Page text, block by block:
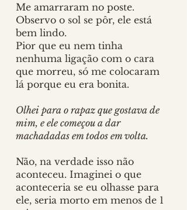
Me amarraram no poste.
Observo o sol se pôr, ele está
bem lindo.
Pior que eu nem tinha
nenhuma ligação com o cara
que morreu, só me colocaram
lá porque eu era bonita.
Olhei para o rapaz que gostava de
mim, e ele começou a dar
machadadas em todos em volta.
Não, na verdade isso não
aconteceu. Imaginei o que
aconteceria se eu olhasse para
ele, seria morto em menos de 1